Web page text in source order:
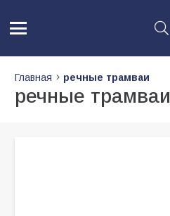
Главная речные трамваи
речные трамваи